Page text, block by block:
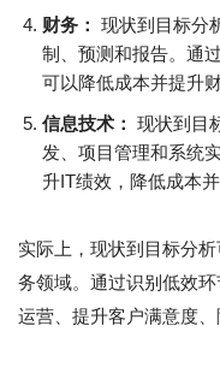
财务： 现状到目标分
制、预测和报告。通
可以降低成本并提升财
信息技术： 现状到目
发、项目管理和系统
升IT绩效，降低成本并
实际上，现状到目标分
务领域。通过识别低效
运营、提升客户满意度、